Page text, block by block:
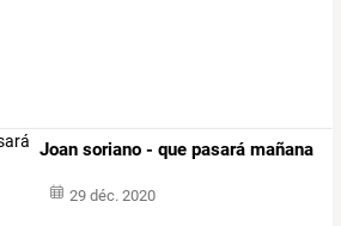
Joan soriano - que pasará mañana
29 déc. 2020